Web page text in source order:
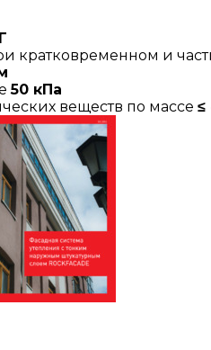
кратковременном и
50 кПа
веществ по массе ≤